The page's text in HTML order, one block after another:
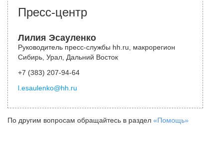
Пресс-центр
Лилия Эсауленко
Руководитель пресс-службы hh.ru, макрорегион
Сибирь, Урал, Дальний Восток
+7 (383) 207-94-64
l.esaulenko@hh.ru
По другим вопросам обращайтесь в раздел «Помощь»